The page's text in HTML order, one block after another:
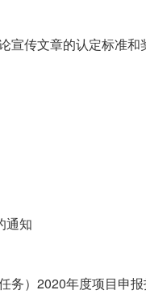
宣传文章的认定标准和
通知